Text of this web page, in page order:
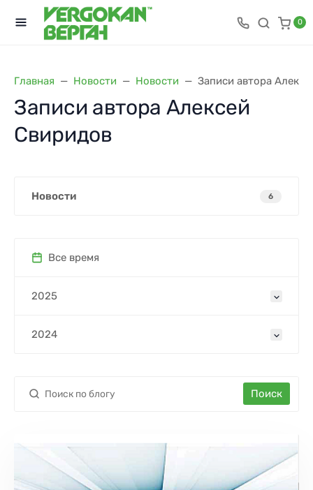
0
Главная Новости Новости Записи автора
Записи автора Алексей
Свиридов
Новости 6
Все время
2025
2024
Поиск